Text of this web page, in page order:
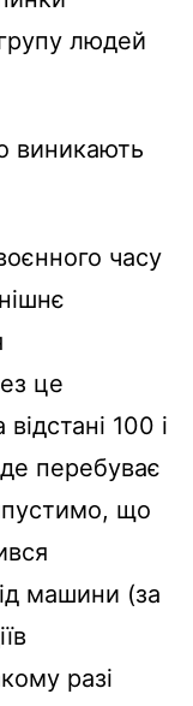
людей
виникають
часу
це
100 і
перебуває
що
машини (за
разі